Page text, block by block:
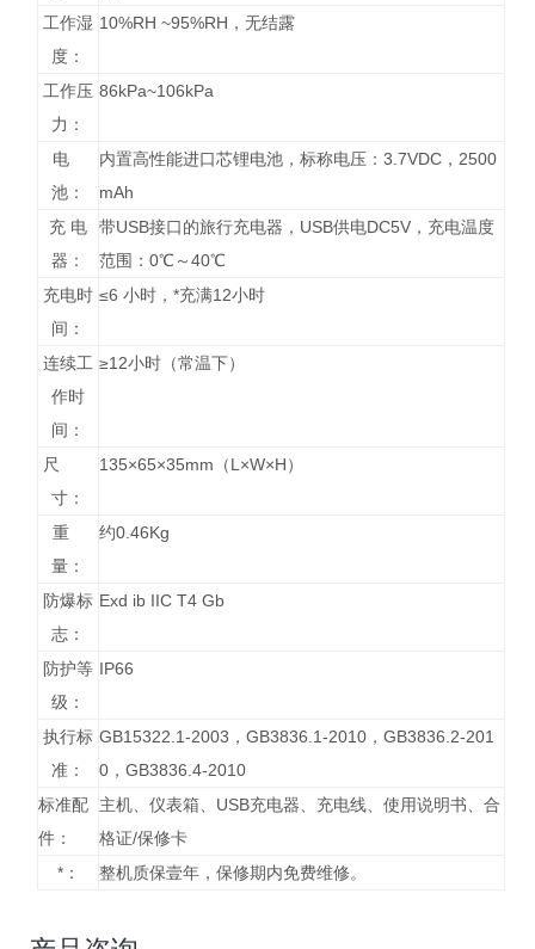
工作湿
度：
10%RH ~95%RH，无结露
工作压
力：
86kPa~106kPa
电
池：
内置高性能进口芯锂电池，标称电压：3.7VDC，2500
mAh
充 电
器：
带USB接口的旅行充电器，USB供电DC5V，充电温度
范围：0℃～40℃
充电时
间：
≤6 小时，*充满12小时
连续工
作时
间：
≥12小时（常温下）
尺
寸：
135×65×35mm（L×W×H）
重
量：
约0.46Kg
防爆标
志：
Exd ib IIC T4 Gb
防护等
级：
IP66
执行标
准：
GB15322.1-2003，GB3836.1-2010，GB3836.2-201
0，GB3836.4-2010
标准配
件：
主机、仪表箱、USB充电器、充电线、使用说明书、合
格证/保修卡
*：
整机质保壹年，保修期内免费维修。